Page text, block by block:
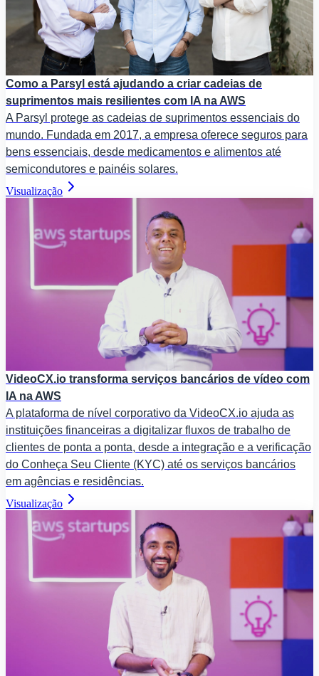
Como a Parsyl está ajudando a criar cadeias de
suprimentos mais resilientes com IA na AWS
A Parsyl protege as cadeias de suprimentos essenciais do
mundo. Fundada em 2017, a empresa oferece seguros para
bens essenciais, desde medicamentos e alimentos até
semicondutores e painéis solares.
Visualização
VideoCX.io transforma serviços bancários de vídeo com
IA na AWS
A plataforma de nível corporativo da VideoCX.io ajuda as
instituições financeiras a digitalizar fluxos de trabalho de
clientes de ponta a ponta, desde a integração e a verificação
do Conheça Seu Cliente (KYC) até os serviços bancários
em agências e residências.
Visualização